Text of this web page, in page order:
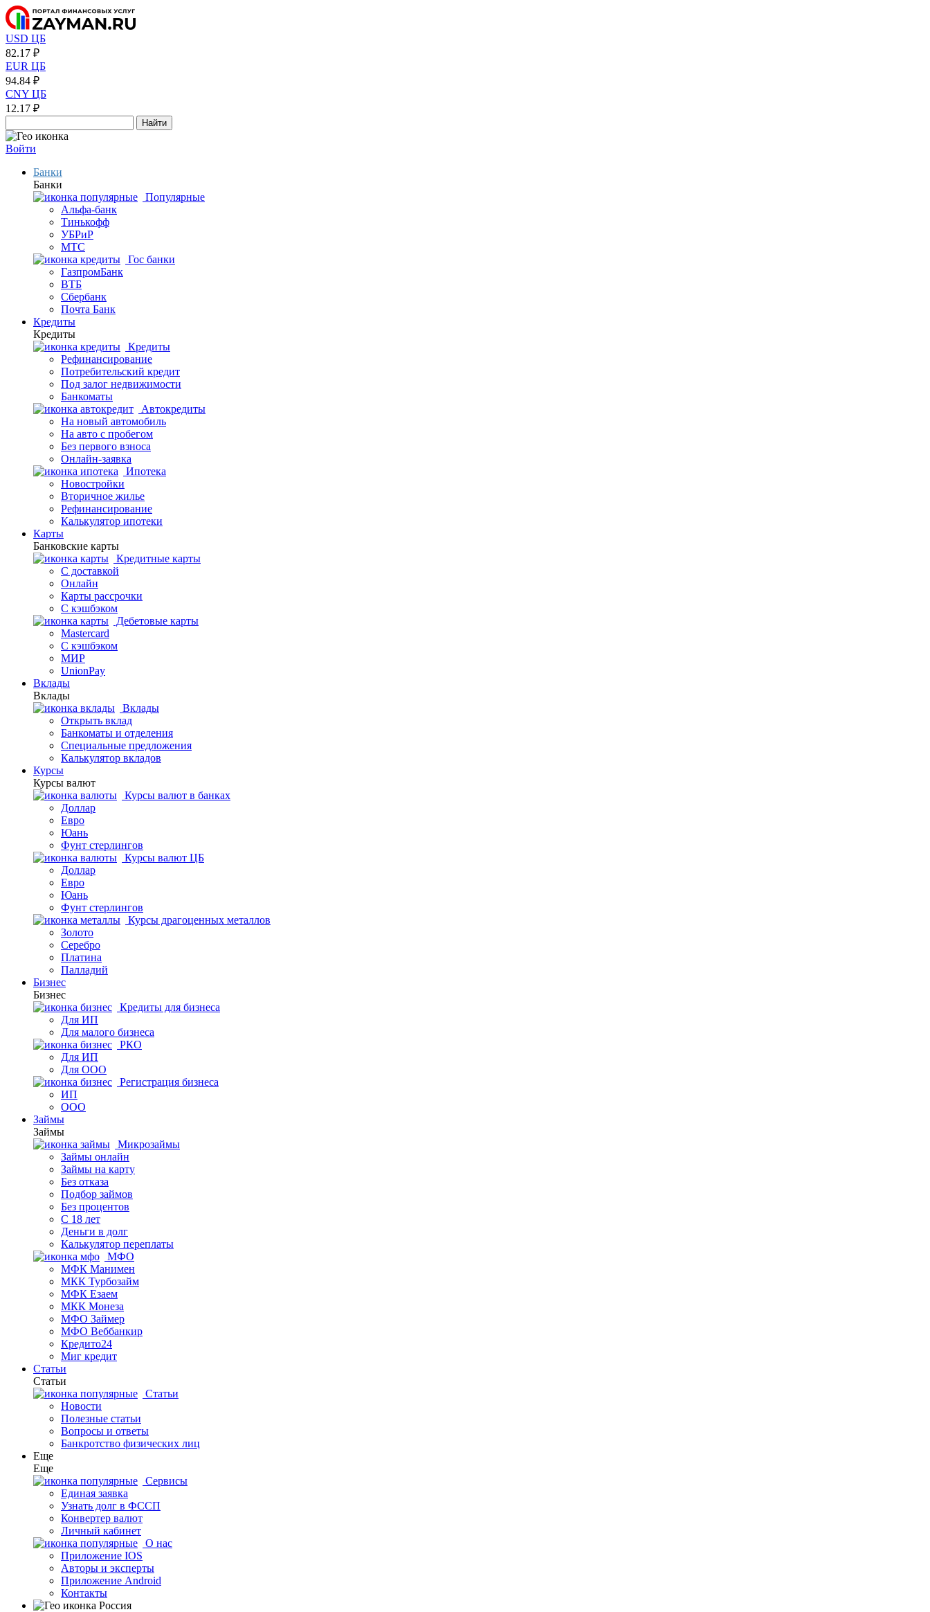
USD ЦБ
82.17 ₽
EUR ЦБ
94.84 ₽
CNY ЦБ
12.17 ₽
Найти
Войти
Банки
Банки
Популярные
Альфа-банк
Тинькофф
УБРиР
МТС
Гос банки
ГазпромБанк
ВТБ
Сбербанк
Почта Банк
Кредиты
Кредиты
Кредиты
Рефинансирование
Потребительский кредит
Под залог недвижимости
Банкоматы
Автокредиты
На новый автомобиль
На авто с пробегом
Без первого взноса
Онлайн-заявка
Ипотека
Новостройки
Вторичное жилье
Рефинансирование
Калькулятор ипотеки
Карты
Банковские карты
Кредитные карты
С доставкой
Онлайн
Карты рассрочки
С кэшбэком
Дебетовые карты
Mastercard
С кэшбэком
МИР
UnionPay
Вклады
Вклады
Вклады
Открыть вклад
Банкоматы и отделения
Специальные предложения
Калькулятор вкладов
Курсы
Курсы валют
Курсы валют в банках
Доллар
Евро
Юань
Фунт стерлингов
Курсы валют ЦБ
Доллар
Евро
Юань
Фунт стерлингов
Курсы драгоценных металлов
Золото
Серебро
Платина
Палладий
Бизнес
Бизнес
Кредиты для бизнеса
Для ИП
Для малого бизнеса
РКО
Для ИП
Для ООО
Регистрация бизнеса
ИП
ООО
Займы
Займы
Микрозаймы
Займы онлайн
Займы на карту
Без отказа
Подбор займов
Без процентов
С 18 лет
Деньги в долг
Калькулятор переплаты
МФО
МФК Манимен
МКК Турбозайм
МФК Езаем
МКК Монеза
МФО Займер
МФО Веббанкир
Кредито24
Миг кредит
Статьи
Статьи
Статьи
Новости
Полезные статьи
Вопросы и ответы
Банкротство физических лиц
Еще
Еще
Сервисы
Единая заявка
Узнать долг в ФССП
Конвертер валют
Личный кабинет
О нас
Приложение IOS
Авторы и эксперты
Приложение Android
Контакты
Россия